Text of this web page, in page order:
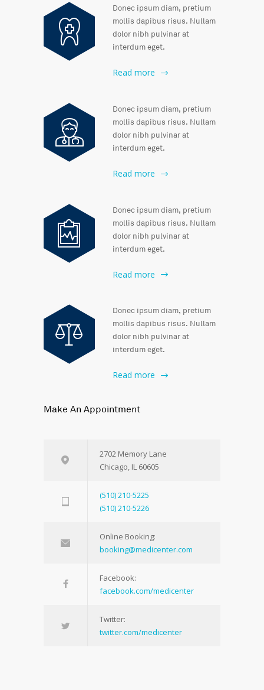
Donec ipsum diam, pretium
mollis dapibus risus. Nullam
dolor nibh pulvinar at
interdum eget.
Read more
Donec ipsum diam, pretium
mollis dapibus risus. Nullam
dolor nibh pulvinar at
interdum eget.
Read more
Donec ipsum diam, pretium
mollis dapibus risus. Nullam
dolor nibh pulvinar at
interdum eget.
Read more
Donec ipsum diam, pretium
mollis dapibus risus. Nullam
dolor nibh pulvinar at
interdum eget.
Read more
Make An Appointment
2702 Memory Lane
Chicago, IL 60605
(510) 210-5225
(510) 210-5226
Online Booking:
booking@medicenter.com
Facebook:
facebook.com/medicenter
Twitter:
twitter.com/medicenter